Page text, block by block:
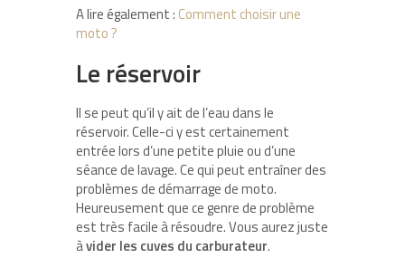
A lire également : Comment choisir une
moto ?
Le réservoir
Il se peut qu’il y ait de l’eau dans le
réservoir. Celle-ci y est certainement
entrée lors d’une petite pluie ou d’une
séance de lavage. Ce qui peut entraîner des
problèmes de démarrage de moto.
Heureusement que ce genre de problème
est très facile à résoudre. Vous aurez juste
àvider les cuves du carburateur.